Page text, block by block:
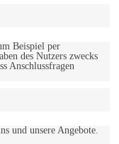
Beispiel per
des Nutzers zwecks
Anschlussfragen
und unsere Angebote.